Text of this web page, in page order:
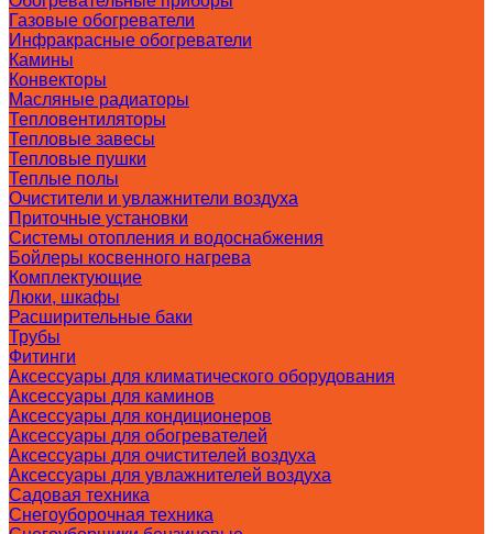
Газовые обогреватели
Инфракрасные обогреватели
Камины
Конвекторы
Масляные радиаторы
Тепловентиляторы
Тепловые завесы
Тепловые пушки
Теплые полы
Очистители и увлажнители воздуха
Приточные установки
Системы отопления и водоснабжения
Бойлеры косвенного нагрева
Комплектующие
Люки, шкафы
Расширительные баки
Трубы
Фитинги
Аксессуары для климатического оборудования
Аксессуары для каминов
Аксессуары для кондиционеров
Аксессуары для обогревателей
Аксессуары для очистителей воздуха
Аксессуары для увлажнителей воздуха
Садовая техника
Снегоуборочная техника